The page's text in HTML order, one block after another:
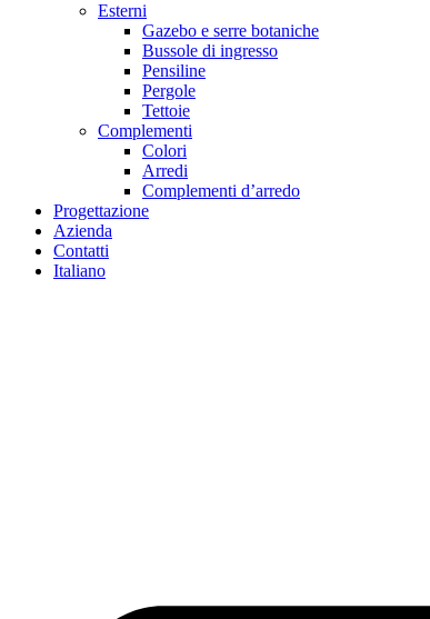
Esterni
Gazebo e serre botaniche
Bussole di ingresso
Pensiline
Pergole
Tettoie
Complementi
Colori
Arredi
Complementi d’arredo
Progettazione
Azienda
Contatti
Italiano